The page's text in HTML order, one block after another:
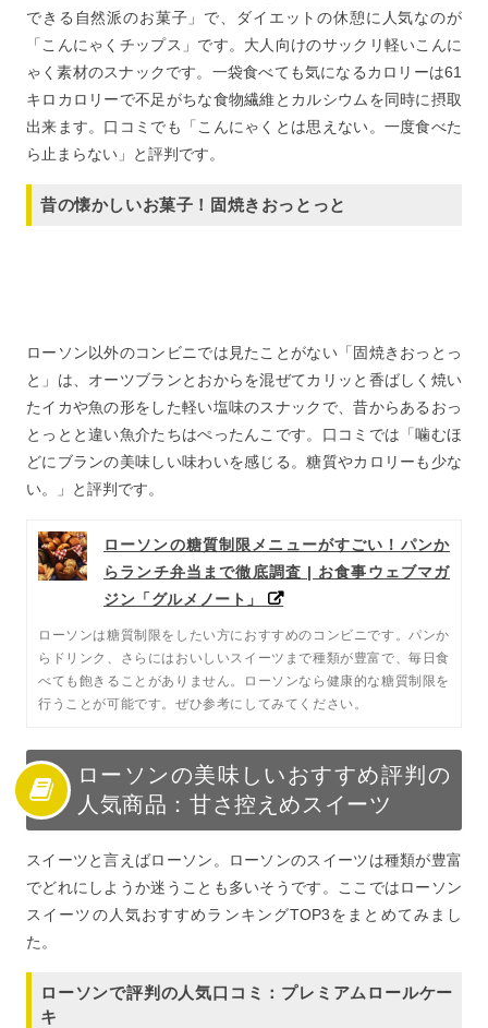
できる自然派のお菓子」で、ダイエットの休憩に人気なのが
「こんにゃくチップス」です。大人向けのサックリ軽いこんに
ゃく素材のスナックです。一袋食べても気になるカロリーは61
キロカロリーで不足がちな食物繊維とカルシウムを同時に摂取
出来ます。口コミでも「こんにゃくとは思えない。一度食べた
ら止まらない」と評判です。
昔の懐かしいお菓子！固焼きおっとっと
ローソン以外のコンビニでは見たことがない「固焼きおっとっ
と」は、オーツブランとおからを混ぜてカリッと香ばしく焼い
たイカや魚の形をした軽い塩味のスナックで、昔からあるおっ
とっとと違い魚介たちはぺったんこです。口コミでは「噛むほ
どにブランの美味しい味わいを感じる。糖質やカロリーも少な
い。」と評判です。
ローソンの糖質制限メニューがすごい！パンか
らランチ弁当まで徹底調査 | お食事ウェブマガ
ジン「グルメノート」
ローソンは糖質制限をしたい方におすすめのコンビニです。パンか
らドリンク、さらにはおいしいスイーツまで種類が豊富で、毎日食
べても飽きることがありません。ローソンなら健康的な糖質制限を
行うことが可能です。ぜひ参考にしてみてください。
ローソンの美味しいおすすめ評判の
人気商品：甘さ控えめスイーツ
スイーツと言えばローソン。ローソンのスイーツは種類が豊富
でどれにしようか迷うことも多いそうです。ここではローソン
スイーツの人気おすすめランキングTOP3をまとめてみまし
た。
ローソンで評判の人気口コミ：プレミアムロールケー
キ